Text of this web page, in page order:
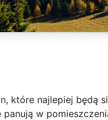
które najlepiej będą
w